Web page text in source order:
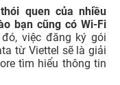
quen của nhiều
bạn cũng có Wi-Fi
việc đăng ký gói
từ Viettel sẽ là giải
tìm hiểu thông tin